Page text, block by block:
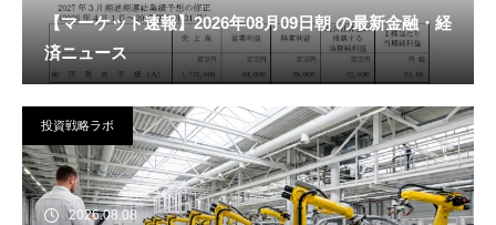
【マーケット速報】2026年08月09日朝 の最新金融・経
済ニュース
投資戦略ラボ
2026.08.08